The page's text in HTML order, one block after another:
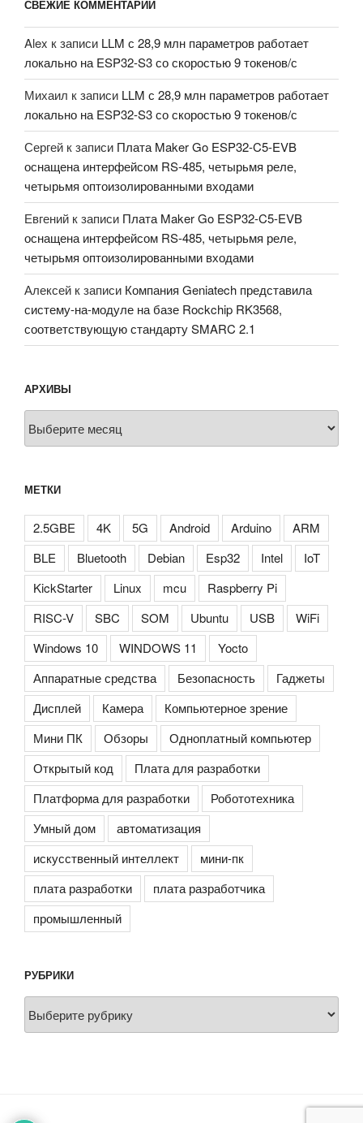
СВЕЖИЕ КОММЕНТАРИИ
Alex к записи LLM с 28,9 млн параметров работает
локально на ESP32-S3 со скоростью 9 токенов/с
Михаил к записи LLM с 28,9 млн параметров работает
локально на ESP32-S3 со скоростью 9 токенов/с
Сергей к записи Плата Maker Go ESP32-C5-EVB
оснащена интерфейсом RS-485, четырьмя реле,
четырьмя оптоизолированными входами
Евгений к записи Плата Maker Go ESP32-C5-EVB
оснащена интерфейсом RS-485, четырьмя реле,
четырьмя оптоизолированными входами
Алексей к записи Компания Geniatech представила
систему-на-модуле на базе Rockchip RK3568,
соответствующую стандарту SMARC 2.1
АРХИВЫ
МЕТКИ
2.5GBE 4K 5G Android Arduino
ARM
BLE
Bluetooth Debian Esp32 Intel
IoT
KickStarter
Linux mcu
Raspberry Pi
RISC-V
SBC SOM Ubuntu USB
WiFi
Windows 10
WINDOWS 11
Yocto
Аппаратные средства
Безопасность
Гаджеты
Дисплей
Камера
Компьютерное зрение
Мини ПК
Обзоры
Одноплатный компьютер
Открытый код
Плата для разработки
Платформа для разработки
Робототехника
Умный дом
автоматизация
искусственный интеллект
мини-пк
плата разработки
плата разработчика
промышленный
РУБРИКИ